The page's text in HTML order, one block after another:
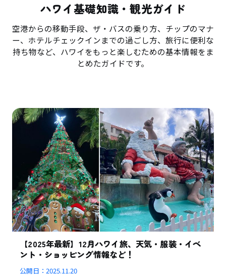
ハワイ基礎知識・観光ガイド
空港からの移動手段、ザ・バスの乗り方、チップのマナ
ー、ホテルチェックインまでの過ごし方、旅行に便利な
持ち物など、ハワイをもっと楽しむための基本情報をま
とめたガイドです。
【2025年最新】12月ハワイ旅、天気・服装・イベ
ント・ショッピング情報など！
公開日：2025.11.20